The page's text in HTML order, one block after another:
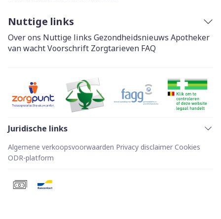
Nuttige links
Over ons Nuttige links Gezondheidsnieuws Apotheker
van wachtVoorschrift Zorgtarieven FAQ
Juridische links
Algemene verkoopsvoorwaarden Privacy disclaimer Cookies
ODR-platform